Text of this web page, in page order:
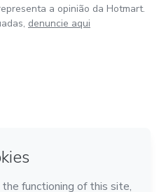
a opinião da Hotmart.
denuncie aqui